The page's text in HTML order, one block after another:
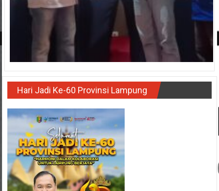
Hari Jadi Ke-60 Provinsi Lampung